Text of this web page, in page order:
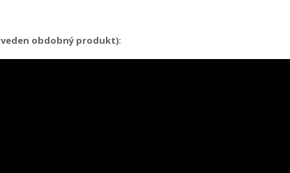
obdobný produkt):